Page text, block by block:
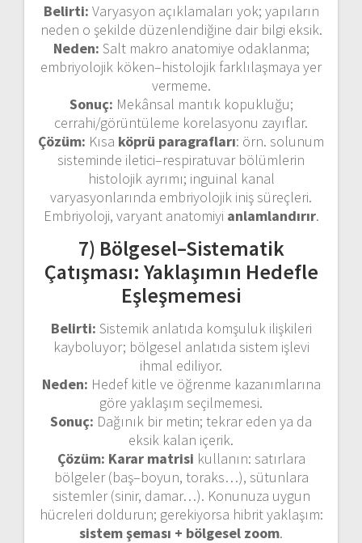
Belirti: Varyasyon açıklamaları yok; yapıların
neden o şekilde düzenlendiğine dair bilgi eksik.
Neden: Salt makro anatomiye odaklanma;
embriyolojik köken–histolojik farklılaşmaya yer
vermeme.
Sonuç: Mekânsal mantık kopukluğu;
cerrahi/görüntüleme korelasyonu zayıflar.
Çözüm: Kısa köprü paragrafları: örn. solunum
sisteminde iletici–respiratuvar bölümlerin
histolojik ayrımı; inguinal kanal
varyasyonlarında embriyolojik iniş süreçleri.
Embriyoloji, varyant anatomiyi anlamlandırır.
7) Bölgesel–Sistematik
Çatışması: Yaklaşımın Hedefle
Eşleşmemesi
Belirti: Sistemik anlatıda komşuluk ilişkileri
kayboluyor; bölgesel anlatıda sistem işlevi
ihmal ediliyor.
Neden: Hedef kitle ve öğrenme kazanımlarına
göre yaklaşım seçilmemesi.
Sonuç: Dağınık bir metin; tekrar eden ya da
eksik kalan içerik.
Çözüm: Karar matrisi kullanın: satırlara
bölgeler (baş–boyun, toraks…), sütunlara
sistemler (sinir, damar…). Konunuza uygun
hücreleri doldurun; gerekiyorsa hibrit yaklaşım:
sistem şeması + bölgesel zoom.